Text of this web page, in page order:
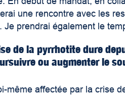
une rencontre avec les
Je prendrai également le
de la pyrrhotite dure
ou augmenter le
même affectée par la crise